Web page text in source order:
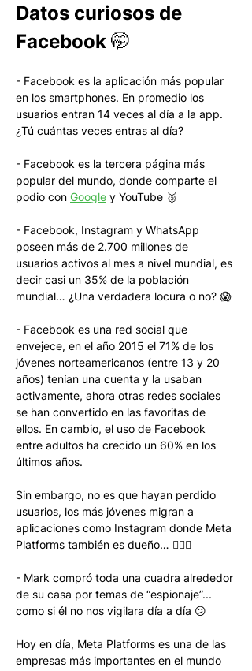
Datos curiosos de
Facebook 🤭
- Facebook es la aplicación más popular
en los smartphones. En promedio los
usuarios entran 14 veces al día a la app.
¿Tú cuántas veces entras al día?
- Facebook es la tercera página más
popular del mundo, donde comparte el
podio con Google y YouTube 🥉
- Facebook, Instagram y WhatsApp
poseen más de 2.700 millones de
usuarios activos al mes a nivel mundial, es
decir casi un 35% de la población
mundial… ¿Una verdadera locura o no? 😱
- Facebook es una red social que
envejece, en el año 2015 el 71% de los
jóvenes norteamericanos (entre 13 y 20
años) tenían una cuenta y la usaban
activamente, ahora otras redes sociales
se han convertido en las favoritas de
ellos. En cambio, el uso de Facebook
entre adultos ha crecido un 60% en los
últimos años.
Sin embargo, no es que hayan perdido
usuarios, los más jóvenes migran a
aplicaciones como Instagram donde Meta
Platforms también es dueño… 🤷🏻‍♂️
- Mark compró toda una cuadra alrededor
de su casa por temas de “espionaje”...
como si él no nos vigilara día a día 😕
Hoy en día, Meta Platforms es una de las
empresas más importantes en el mundo